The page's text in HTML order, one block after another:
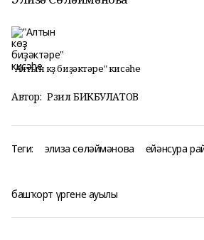
"Алтын көҙ биҙәктәре" кисәһе
Автор: Рәзил БИКБУЛАТОВ
Теги: элиза сөләймәнова ейәнсура
башҡорт үргене ауылы